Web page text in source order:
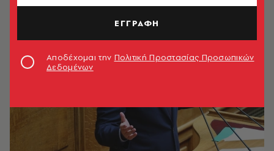
ΕΓΓΡΑΦΗ
Αποδέχομαι την Πολιτική Προστασίας Προσωπικών
Δεδομένων